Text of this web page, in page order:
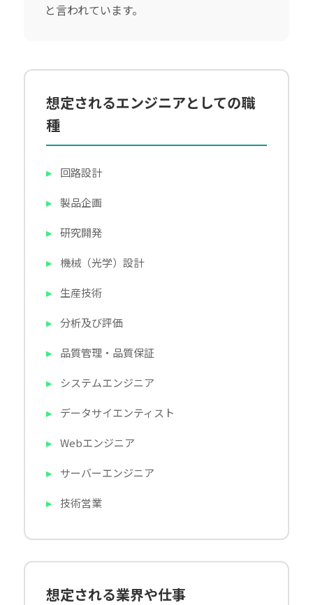
と言われています。
想定されるエンジニアとしての職
種
回路設計
製品企画
研究開発
機械（光学）設計
生産技術
分析及び評価
品質管理・品質保証
システムエンジニア
データサイエンティスト
Webエンジニア
サーバーエンジニア
技術営業
想定される業界や仕事